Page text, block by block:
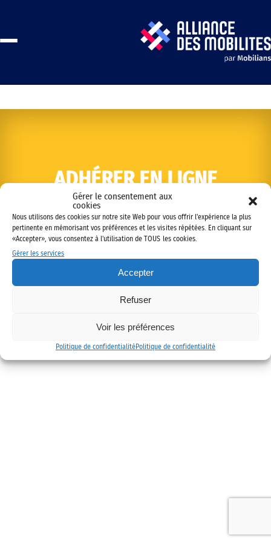
Gérer le consentement aux
cookies
Nous utilisons des cookies sur notre site Web pour vous offrir l'expérience la plus
pertinente en mémorisant vos préférences et les visites répétées. En cliquant sur
«Accepter», vous consentez à l'utilisation de TOUS les cookies.
Gérer les services
Accepter
Refuser
Voir les préférences
Politique de confidentialitéPolitique de confidentialité
ADHÉRER EN LIGNE
Copyright © 2022 Alliance des mobilités
Mentions légales Politique de confidentialité Contact